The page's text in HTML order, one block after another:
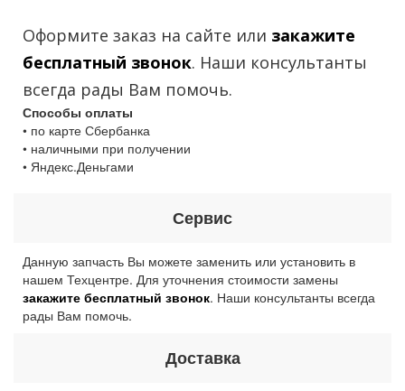
Оформите заказ на сайте или закажите
бесплатный звонок. Наши консультанты
всегда рады Вам помочь.
Способы оплаты
• по карте Сбербанка
• наличными при получении
• Яндекс.Деньгами
Сервис
Данную запчасть Вы можете заменить или установить в
нашем Техцентре. Для уточнения стоимости замены
закажите бесплатный звонок. Наши консультанты всегда
рады Вам помочь.
Доставка